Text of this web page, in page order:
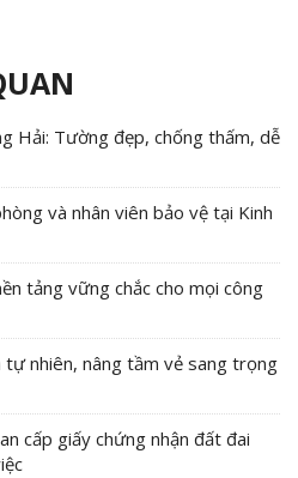
Hải: Tường đẹp, chống thấm, dễ
và nhân viên bảo vệ tại Kinh
tảng vững chắc cho mọi công
tự nhiên, nâng tầm vẻ sang trọng
cấp giấy chứng nhận đất đai